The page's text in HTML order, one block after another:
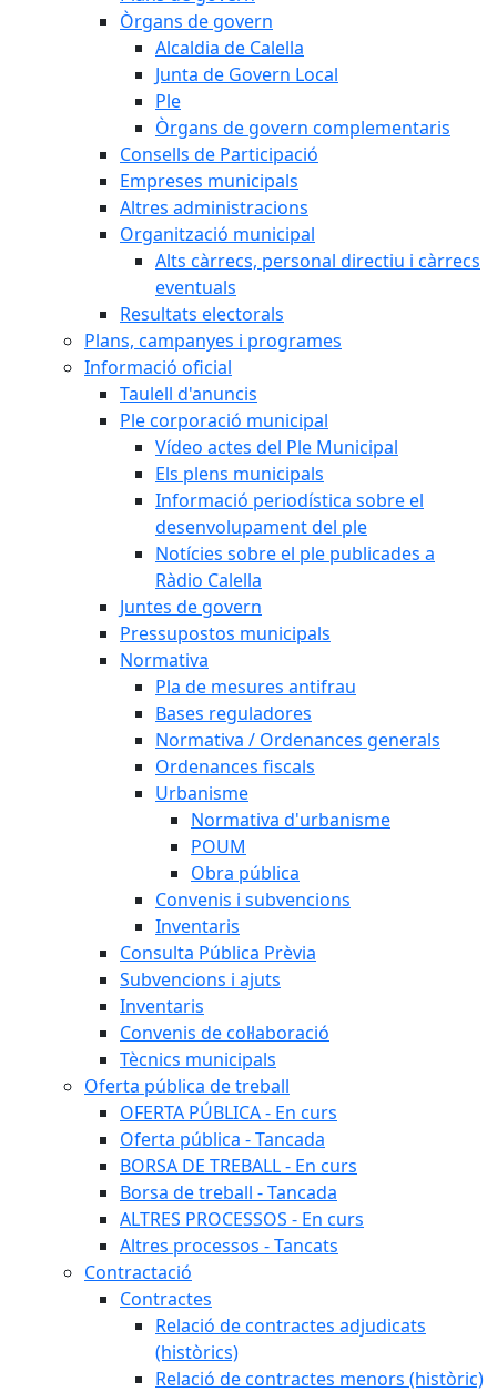
Òrgans de govern
Alcaldia de Calella
Junta de Govern Local
Ple
Òrgans de govern complementaris
Consells de Participació
Empreses municipals
Altres administracions
Organització municipal
Alts càrrecs, personal directiu i càrrecs
eventuals
Resultats electorals
Plans, campanyes i programes
Informació oficial
Taulell d'anuncis
Ple corporació municipal
Vídeo actes del Ple Municipal
Els plens municipals
Informació periodística sobre el
desenvolupament del ple
Notícies sobre el ple publicades a
Ràdio Calella
Juntes de govern
Pressupostos municipals
Normativa
Pla de mesures antifrau
Bases reguladores
Normativa / Ordenances generals
Ordenances fiscals
Urbanisme
Normativa d'urbanisme
POUM
Obra pública
Convenis i subvencions
Inventaris
Consulta Pública Prèvia
Subvencions i ajuts
Inventaris
Convenis de col·laboració
Tècnics municipals
Oferta pública de treball
OFERTA PÚBLICA - En curs
Oferta pública - Tancada
BORSA DE TREBALL - En curs
Borsa de treball - Tancada
ALTRES PROCESSOS - En curs
Altres processos - Tancats
Contractació
Contractes
Relació de contractes adjudicats
(històrics)
Relació de contractes menors (històric)